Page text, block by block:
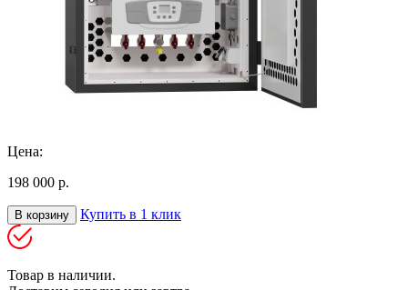
Цена:
198 000 р.
В корзину Купить в 1 клик
Товар в наличии.